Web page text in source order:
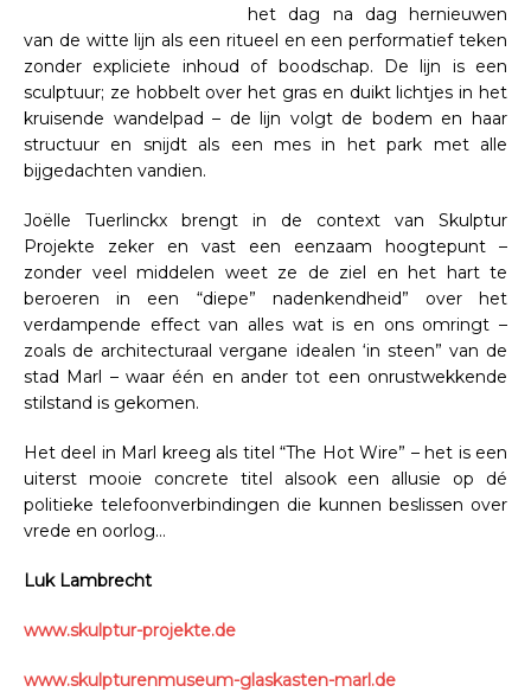
het dag na dag hernieuwen
van de witte lijn als een ritueel en een performatief teken
zonder expliciete inhoud of boodschap. De lijn is een
sculptuur; ze hobbelt over het gras en duikt lichtjes in het
kruisende wandelpad – de lijn volgt de bodem en haar
structuur en snijdt als een mes in het park met alle
bijgedachten vandien.
Joëlle Tuerlinckx brengt in de context van Skulptur
Projekte zeker en vast een eenzaam hoogtepunt –
zonder veel middelen weet ze de ziel en het hart te
beroeren in een “diepe” nadenkendheid” over het
verdampende effect van alles wat is en ons omringt –
zoals de architecturaal vergane idealen ‘in steen” van de
stad Marl – waar één en ander tot een onrustwekkende
stilstand is gekomen.
Het deel in Marl kreeg als titel “The Hot Wire” – het is een
uiterst mooie concrete titel alsook een allusie op dé
politieke telefoonverbindingen die kunnen beslissen over
vrede en oorlog…
Luk Lambrecht
www.skulptur-projekte.de
www.skulpturenmuseum-glaskasten-marl.de